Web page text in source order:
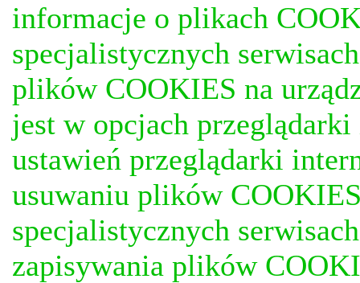
informacje o plikach
specjalistycznych
plików COOKIES na
jest w opcjach
ustawień przeglądarki
usuwaniu plików
specjalistycznych
zapisywania plików